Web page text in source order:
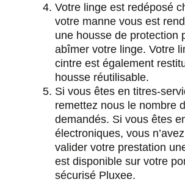
Votre linge est redéposé
votre manne vous est
une housse de protection
abîmer votre linge. Votre
cintre est également
housse réutilisable.
Si vous êtes en titres-
remettez nous le nombre
demandés. Si vous êtes
électroniques, vous
valider votre prestation
est disponible sur votre
sécurisé Pluxee.